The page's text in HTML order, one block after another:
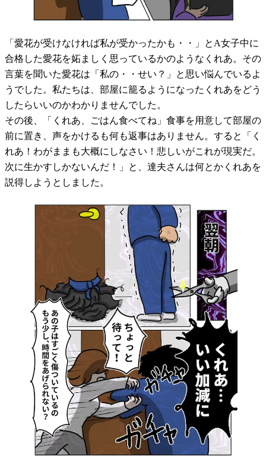
「愛花が受けなければ私が受かったかも・・」とA女子中に
合格した愛花を妬ましく思っているかのようなくれあ。その
言葉を聞いた愛花は「私の・・せい？」と思い悩んでいるよ
うでした。私たちは、部屋に籠るようになったくれあをどう
したらいいのかわかりませんでした。
その後、「くれあ、ごはん食べてね」食事を用意して部屋の
前に置き、声をかけるも何も返事はありません。すると「く
れあ！わがままも大概にしなさい！悲しいがこれが現実だ。
次に生かすしかないんだ！」と、達夫さんは何とかくれあを
説得しようとしました。